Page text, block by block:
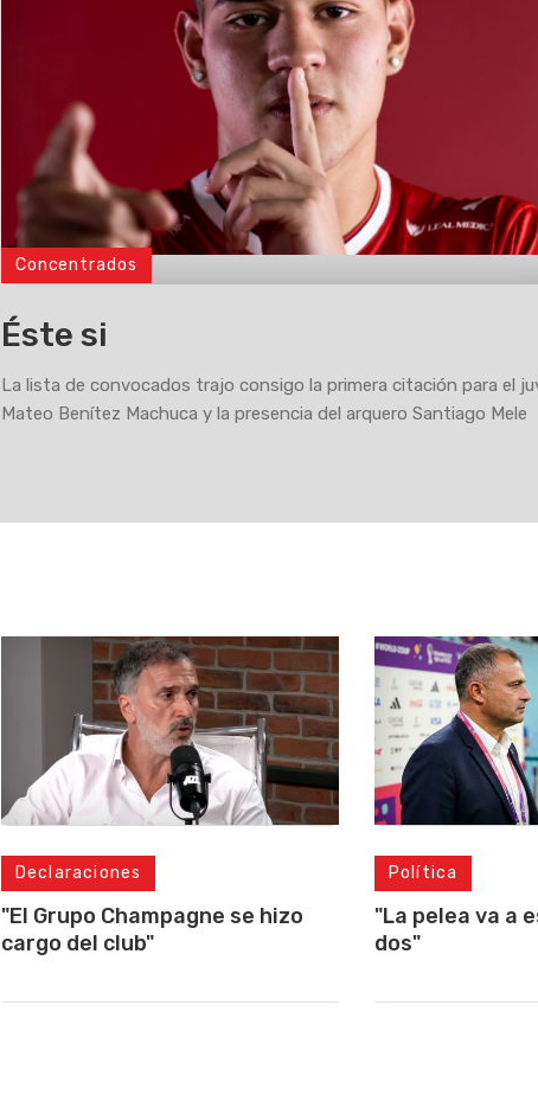
Concentrados
Éste si
La lista de convocados trajo consigo la primera citación para el
Mateo Benítez Machuca y la presencia del arquero Santiago Mele
Declaraciones
"El Grupo Champagne se hizo
cargo del club"
Política
"La pelea va a
dos"